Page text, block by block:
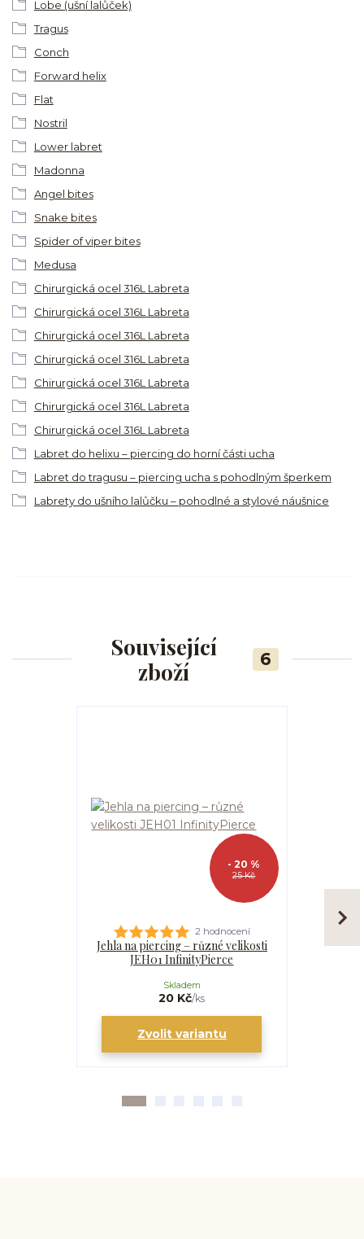
Lobe (ušní lalůček)
Tragus
Conch
Forward helix
Flat
Nostril
Lower labret
Madonna
Angel bites
Snake bites
Spider of viper bites
Medusa
Chirurgická ocel 316L Labreta
Chirurgická ocel 316L Labreta
Chirurgická ocel 316L Labreta
Chirurgická ocel 316L Labreta
Chirurgická ocel 316L Labreta
Chirurgická ocel 316L Labreta
Chirurgická ocel 316L Labreta
Labret do helixu – piercing do horní části ucha
Labret do tragusu – piercing ucha s pohodlným šperkem
Labrety do ušního lalůčku – pohodlné a stylové náušnice
Související
zboží
6
25 Kč
- 20 %
2 hodnocení
Jehla na piercing – různé velikosti
JEH01 InfinityPierce
20 Kč/ks
Skladem
Zvolit variantu